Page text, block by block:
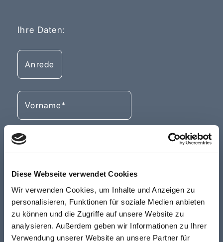
Diese Webseite verwendet Cookies
Wir verwenden Cookies, um Inhalte und Anzeigen zu
personalisieren, Funktionen für soziale Medien anbieten
zu können und die Zugriffe auf unsere Website zu
analysieren. Außerdem geben wir Informationen zu Ihrer
Verwendung unserer Website an unsere Partner für
Ihre Daten: